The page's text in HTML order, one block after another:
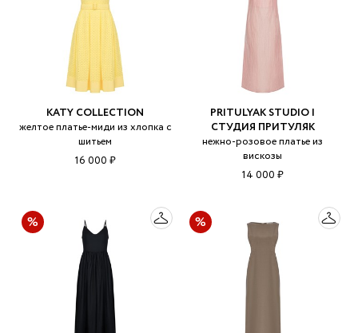
KATY COLLECTION
желтое платье-миди из хлопка с
шитьем
16 000 ₽
PRITULYAK STUDIO |
СТУДИЯ ПРИТУЛЯК
нежно-розовое платье из
вискозы
14 000 ₽